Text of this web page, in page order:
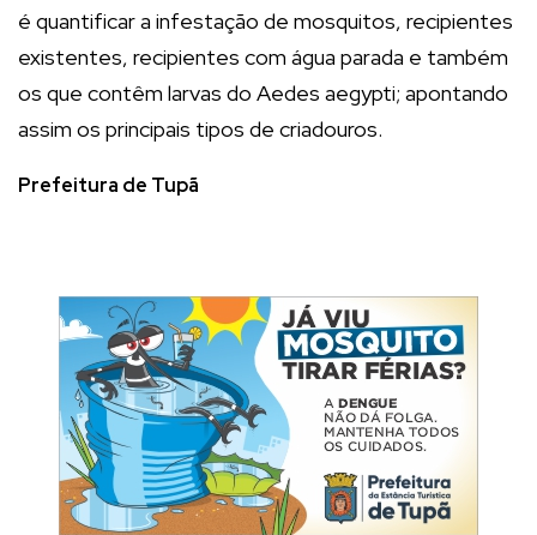
é quantificar a infestação de mosquitos, recipientes
existentes, recipientes com água parada e também
os que contêm larvas do Aedes aegypti; apontando
assim os principais tipos de criadouros.
Prefeitura de Tupã